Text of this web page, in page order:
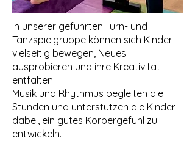
In unserer geführten Turn- und
Tanzspielgruppe können sich Kinder
vielseitig bewegen, Neues
ausprobieren und ihre Kreativität
entfalten.
Musik und Rhythmus begleiten die
Stunden und unterstützen die Kinder
dabei, ein gutes Körpergefühl zu
entwickeln.